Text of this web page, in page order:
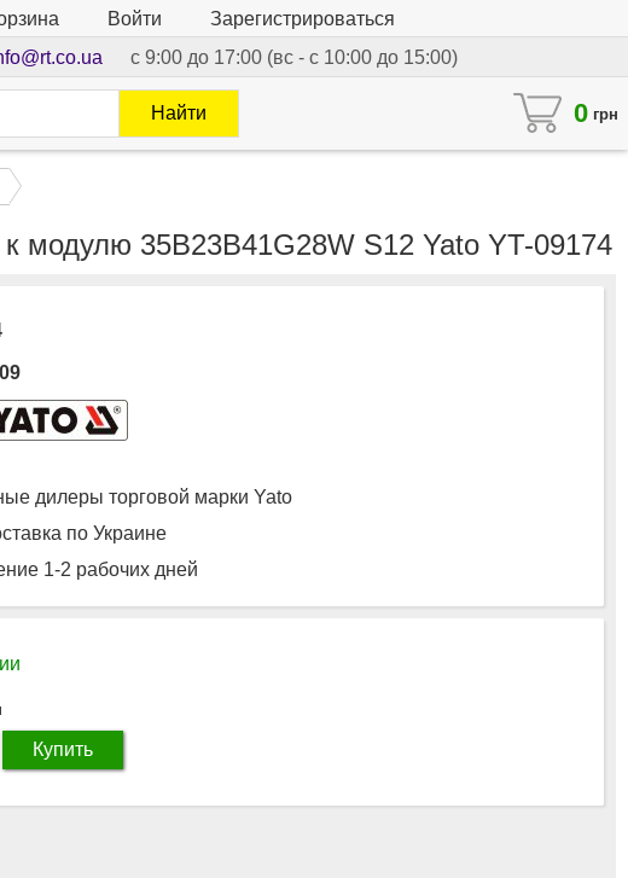
Войти
Зарегистрироваться
с 9:00 до 17:00 (вс - с 10:00 до 15:00)
0 грн
Найти
модулю 35B23B41G28W S12 Yato YT-09174
дилеры торговой марки Yato
по Украине
1-2 рабочих дней
Купить